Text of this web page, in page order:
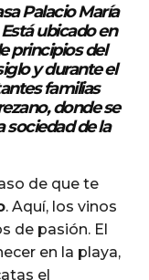
Palacio María
ubicado en
principios del
y durante el
familias
donde se
sociedad de la
de que te
. Aquí, los vinos
de pasión. El
en la playa,
el